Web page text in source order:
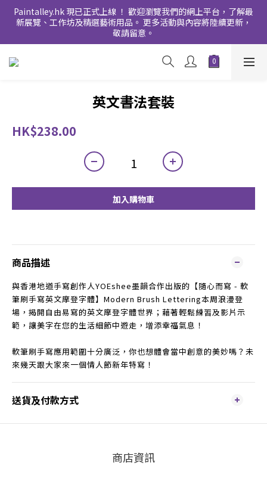
Paintalley.hk 現已正式上線 ！ 歡迎瀏覽我們的網上平台，了解最
新展覽、工作坊及精選藝術用品。 更多活動與內容將陸續更新，
敬請留意。
英文書法套裝
HK$238.00
加入購物車
商品描述
與香港地道手寫創作人YOEshee墨韻合作出版的【隨心而寫 - 軟
筆刷手寫英文摩登字體】Modern Brush Lettering本周浪漫登
場，揭開自由易寫的英文摩登字體世界；藉著輕鬆練習及影片示
範，讓美字在您的生活細節中遊走，增添幸福氣息！
軟筆刷手寫應用範圍十分廣泛，你也想體會當中創意的美妙嗎？未
來幾天跟大家來一個情人節新年特寫！
送貨及付款方式
商店資訊